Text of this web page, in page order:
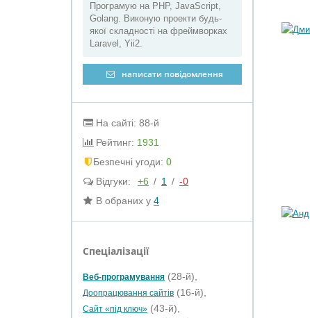
Програмую на PHP, JavaScript,
Golang. Виконую проекти будь-
якої складності на фреймворках
Laravel, Yii2.
написати повідомлення
На сайті: 88-й
Рейтинг: 1931
Безпечні угоди: 0
Відгуки:
+6 / 1 / -0
В обраних у 4
Спеціалізації
Веб-програмування (28-й),
Доопрацювання сайтів (16-й),
Сайт «під ключ» (43-й),